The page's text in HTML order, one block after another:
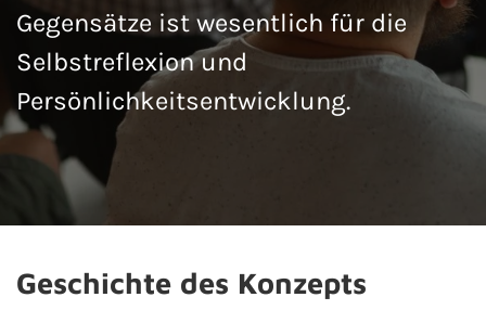
Gegensätze ist wesentlich für die
Selbstreflexion und
Persönlichkeitsentwicklung.
Geschichte des Konzepts